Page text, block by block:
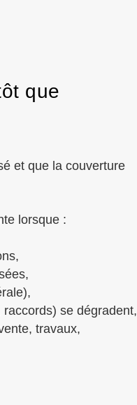
que
et que la couverture
lorsque :
se dégradent,
travaux,